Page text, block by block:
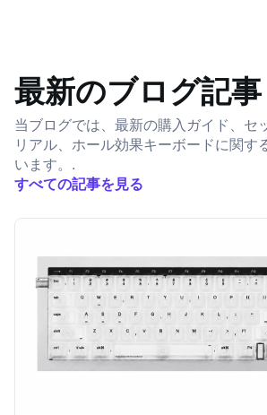
最新のブログ記事
当ブログでは、最新の購入ガイド、セ
リアル、ホール効果キーボードに関す
います。.
すべての記事を見る